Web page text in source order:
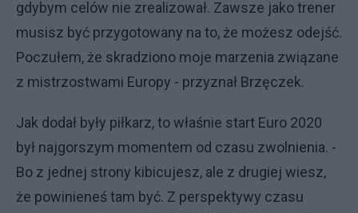
gdybym celów nie zrealizował. Zawsze jako trener
musisz być przygotowany na to, że możesz odejść.
Poczułem, że skradziono moje marzenia związane
z mistrzostwami Europy - przyznał Brzęczek.
Jak dodał były piłkarz, to właśnie start Euro 2020
był najgorszym momentem od czasu zwolnienia. -
Bo z jednej strony kibicujesz, ale z drugiej wiesz,
że powinieneś tam być. Z perspektywy czasu